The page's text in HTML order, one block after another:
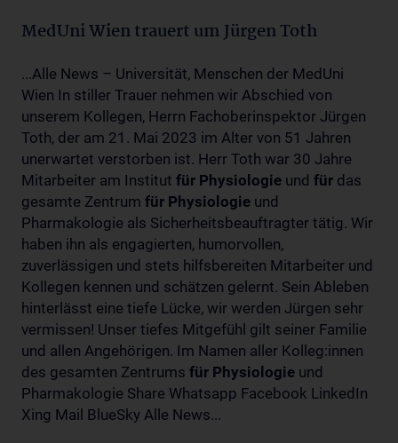
MedUni Wien trauert um Jürgen Toth
...Alle News – Universität, Menschen der MedUni
Wien In stiller Trauer nehmen wir Abschied von
unserem Kollegen, Herrn Fachoberinspektor Jürgen
Toth, der am 21. Mai 2023 im Alter von 51 Jahren
unerwartet verstorben ist. Herr Toth war 30 Jahre
Mitarbeiter am Institut für Physiologie und für das
gesamte Zentrum für Physiologie und
Pharmakologie als Sicherheitsbeauftragter tätig. Wir
haben ihn als engagierten, humorvollen,
zuverlässigen und stets hilfsbereiten Mitarbeiter und
Kollegen kennen und schätzen gelernt. Sein Ableben
hinterlässt eine tiefe Lücke, wir werden Jürgen sehr
vermissen! Unser tiefes Mitgefühl gilt seiner Familie
und allen Angehörigen. Im Namen aller Kolleg:innen
des gesamten Zentrums für Physiologie und
Pharmakologie Share Whatsapp Facebook LinkedIn
Xing Mail BlueSky Alle News...